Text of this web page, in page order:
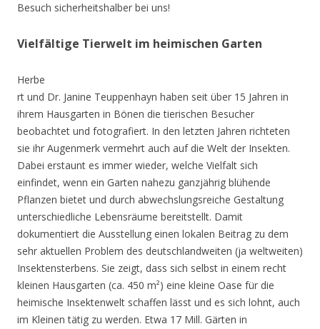
Besuch sicherheitshalber bei uns!
Vielfältige Tierwelt im heimischen Garten
Herbe
rt und Dr. Janine Teuppenhayn haben seit über 15 Jahren in
ihrem Hausgarten in Bönen die tierischen Besucher
beobachtet und fotografiert. In den letzten Jahren richteten
sie ihr Augenmerk vermehrt auch auf die Welt der Insekten.
Dabei erstaunt es immer wieder, welche Vielfalt sich
einfindet, wenn ein Garten nahezu ganzjährig blühende
Pflanzen bietet und durch abwechslungsreiche Gestaltung
unterschiedliche Lebensräume bereitstellt. Damit
dokumentiert die Ausstellung einen lokalen Beitrag zu dem
sehr aktuellen Problem des deutschlandweiten (ja weltweiten)
Insektensterbens. Sie zeigt, dass sich selbst in einem recht
kleinen Hausgarten (ca. 450 m²) eine kleine Oase für die
heimische Insektenwelt schaffen lässt und es sich lohnt, auch
im Kleinen tätig zu werden. Etwa 17 Mill. Gärten in